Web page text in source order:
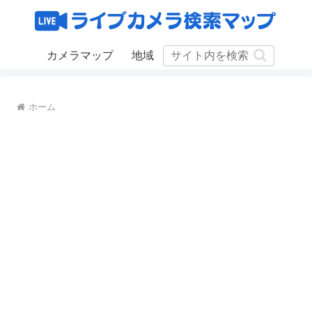
カメラマップ 地域
ホーム